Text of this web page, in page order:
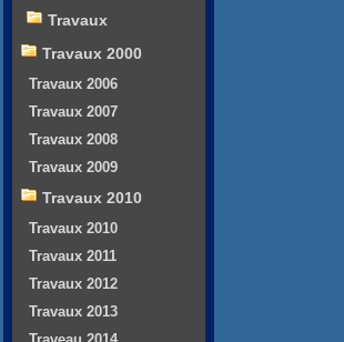
Travaux
Travaux 2000
Travaux 2006
Travaux 2007
Travaux 2008
Travaux 2009
Travaux 2010
Travaux 2010
Travaux 2011
Travaux 2012
Travaux 2013